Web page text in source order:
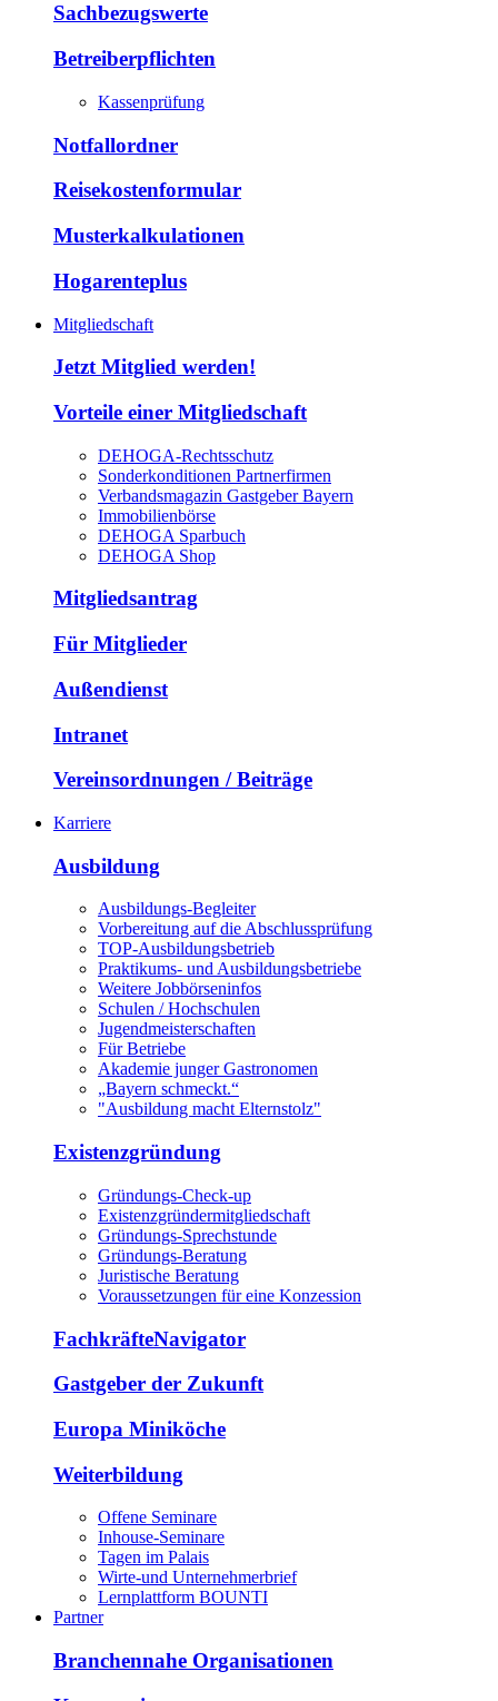
Sachbezugswerte
Betreiberpflichten
Kassenprüfung
Notfallordner
Reisekostenformular
Musterkalkulationen
Hogarenteplus
Mitgliedschaft
Jetzt Mitglied werden!
Vorteile einer Mitgliedschaft
DEHOGA-Rechtsschutz
Sonderkonditionen Partnerfirmen
Verbandsmagazin Gastgeber Bayern
Immobilienbörse
DEHOGA Sparbuch
DEHOGA Shop
Mitgliedsantrag
Für Mitglieder
Außendienst
Intranet
Vereinsordnungen / Beiträge
Karriere
Ausbildung
Ausbildungs-Begleiter
Vorbereitung auf die Abschlussprüfung
TOP-Ausbildungsbetrieb
Praktikums- und Ausbildungsbetriebe
Weitere Jobbörseninfos
Schulen / Hochschulen
Jugendmeisterschaften
Für Betriebe
Akademie junger Gastronomen
„Bayern schmeckt.“
"Ausbildung macht Elternstolz"
Existenzgründung
Gründungs-Check-up
Existenzgründermitgliedschaft
Gründungs-Sprechstunde
Gründungs-Beratung
Juristische Beratung
Voraussetzungen für eine Konzession
FachkräfteNavigator
Gastgeber der Zukunft
Europa Miniköche
Weiterbildung
Offene Seminare
Inhouse-Seminare
Tagen im Palais
Wirte-und Unternehmerbrief
Lernplattform BOUNTI
Partner
Branchennahe Organisationen